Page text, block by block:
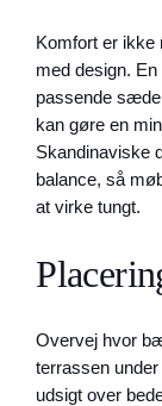
Komfort er ikke
med design.
passende
kan gøre en
Skandinaviske
balance, så
at virke tungt.
Overvej hvor
terrassen
udsigt over